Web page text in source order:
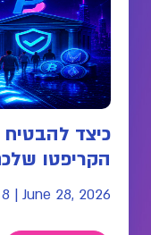
כיצד
הקריפטו
June 28, 2026
| 8 דקות